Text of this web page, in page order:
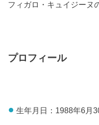
フィガロ・キュイジーヌ
プロフィール
生年月日：1988年6月